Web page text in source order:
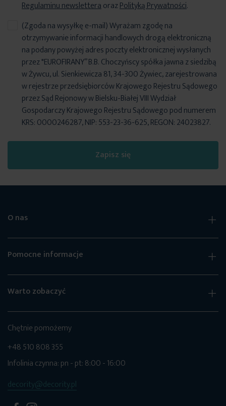
Regulaminu newsletteraorazPolityką Prywatności.
Zapisz się
(Zgoda na wysyłkę e-mail) Wyrażam zgodę na
otrzymywanie informacji handlowych drogą elektroniczną
na podany powyżej adres poczty elektronicznej wysłanych
przez "EUROFIRANY” B.B. Choczyńscy spółka jawna z siedzibą
w Żywcu, ul. Sienkiewicza 81, 34-300 Żywiec, zarejestrowana
w rejestrze przedsiębiorców Krajowego Rejestru Sądowego
przez Sąd Rejonowy w Bielsku-Białej VIII Wydział
Gospodarczy Krajowego Rejestru Sądowego pod numerem
KRS: 0000246287, NIP: 553-23-36-625, REGON: 24023827.
O nas
Pomocne informacje
Warto zobaczyć
Chętnie pomożemy
+48 510 808 355
Infolinia czynna: pn - pt: 8:00 - 16:00
decority@decority.pl